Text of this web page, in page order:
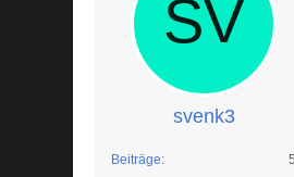
svenk3
Beiträge 5